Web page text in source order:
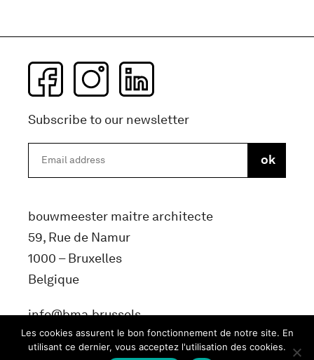
Subscribe to our newsletter
bouwmeester maitre architecte
59, Rue de Namur
1000 – Bruxelles
Belgique
info@bma.brussels
Les cookies assurent le bon fonctionnement de notre site. En
utilisant ce dernier, vous acceptez l'utilisation des cookies.